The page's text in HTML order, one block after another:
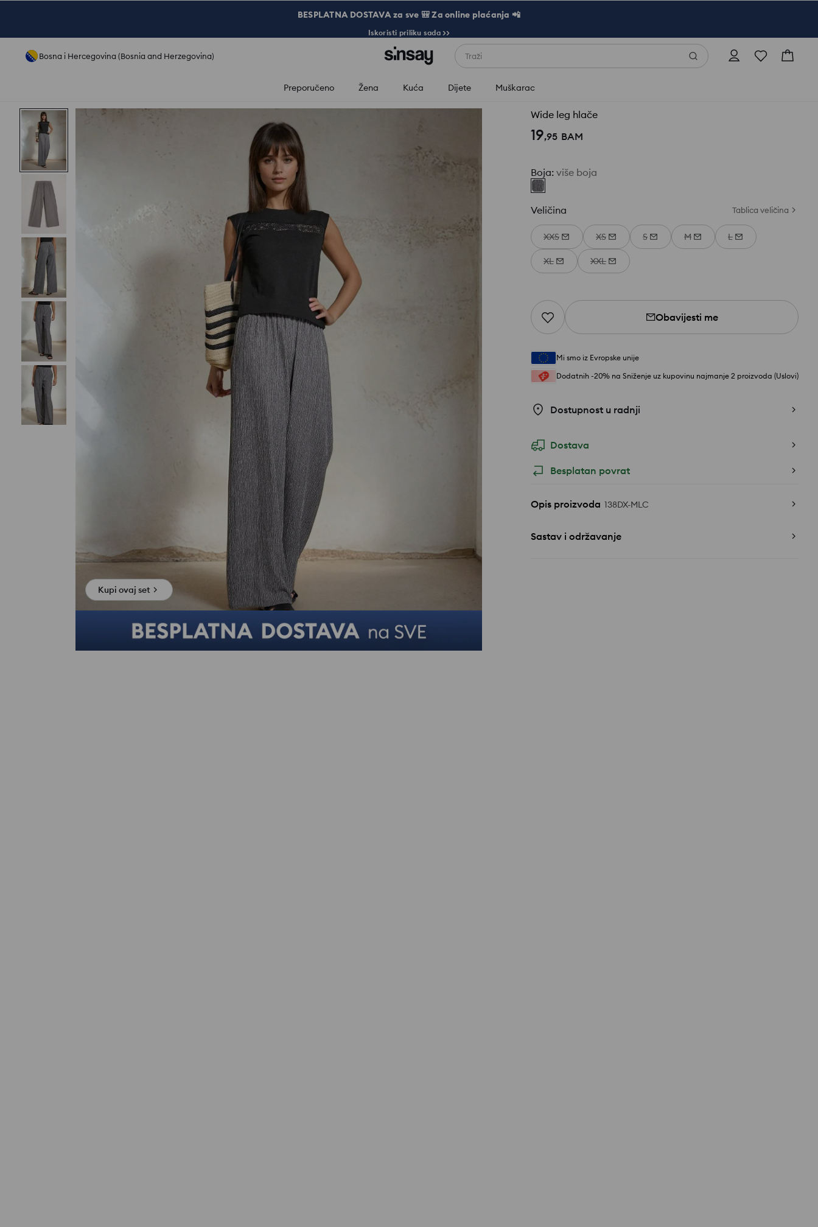
BESPLATNA DOSTAVA za sve 🎒 Za online plaćanja 📲
Iskoristi priliku sada >>
Bosna i Hercegovina (Bosnia and Herzegovina) Traži
Preporučeno Žena Kuća Dijete Muškarac
Wide leg hlače
19,95 BAM
Boja: više boja
Veličina Tablica veličina
XXS XS S M L
XL XXL
Obavijesti me
Mi smo iz Evropske unije
Dodatnih -20% na Sniženje uz kupovinu najmanje 2 proizvoda (Uslovi)
Dostupnost u radnji
Dostava
Besplatan povrat
Opis proizvoda 138DX-MLC
Sastav i održavanje
Kupi ovaj set